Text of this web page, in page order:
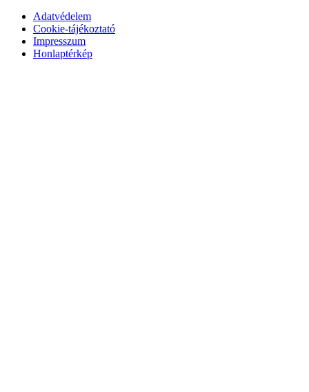
Adatvédelem
Cookie-tájékoztató
Impresszum
Honlaptérkép